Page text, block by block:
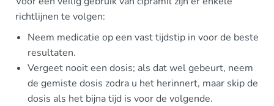
richtlijnen te volgen:
Neem medicatie op een vast tijdstip in voor de beste
resultaten.
Vergeet nooit een dosis; als dat wel gebeurt, neem
de gemiste dosis zodra u het herinnert, maar skip de
dosis als het bijna tijd is voor de volgende.